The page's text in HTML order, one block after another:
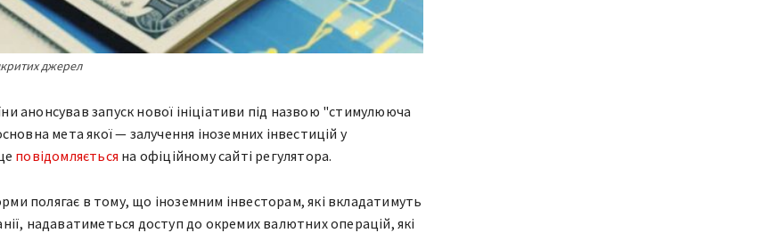
джерел
анонсував запуск нової ініціативи під назвою "стимулююча
мета якої — залучення іноземних інвестицій у
повідомляється на офіційному сайті регулятора.
полягає в тому, що іноземним інвесторам, які вкладатимуть
надаватиметься доступ до окремих валютних операцій, які